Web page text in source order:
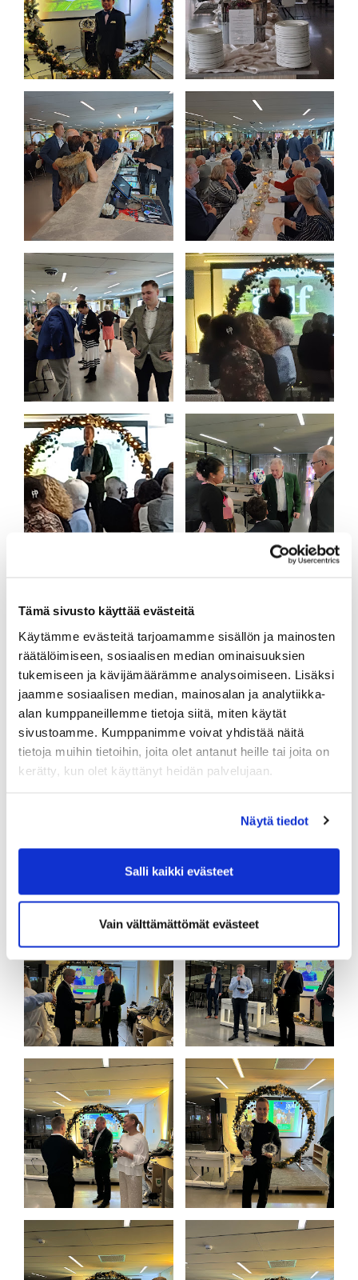
Tämä sivusto käyttää evästeitä
Käytämme evästeitä tarjoamamme sisällön ja mainosten
räätälöimiseen, sosiaalisen median ominaisuuksien
tukemiseen ja kävijämäärämme analysoimiseen. Lisäksi
jaamme sosiaalisen median, mainosalan ja analytiikka-
alan kumppaneillemme tietoja siitä, miten käytät
sivustoamme. Kumppanimme voivat yhdistää näitä
tietoja muihin tietoihin, joita olet antanut heille tai joita on
kerätty, kun olet käyttänyt heidän palvelujaan.
Näytä tiedot
Salli kaikki evästeet
Vain välttämättömät evästeet